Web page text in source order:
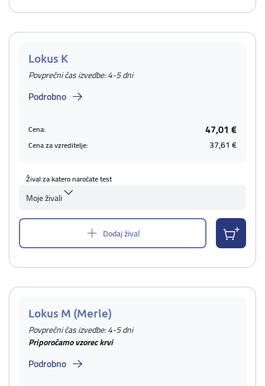
Lokus K
Povprečni čas izvedbe: 4-5 dni
Podrobno
Cena: 47,01 €
Cena za vzreditelje: 37,61 €
Žival za katero naročate test
Moje živali
Dodaj žival
Lokus M (Merle)
Povprečni čas izvedbe: 4-5 dni
Priporočamo vzorec krvi
Podrobno